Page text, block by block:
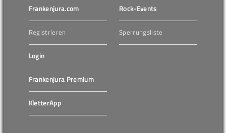
Frankenjura.com
Registrieren
Login
Frankenjura Premium
KletterApp
Rock-Events
Sperrungsliste